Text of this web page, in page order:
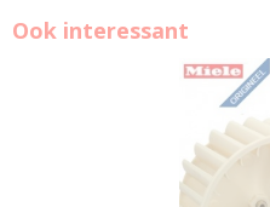
Ook interessant